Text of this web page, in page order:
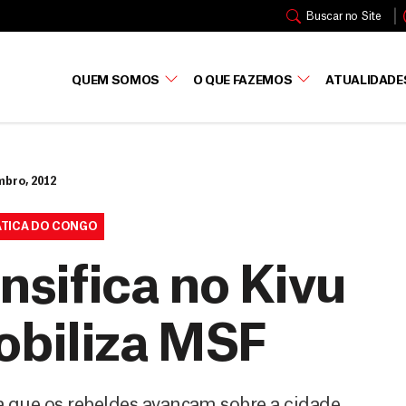
Buscar no Site
QUEM SOMOS O QUE FAZEMOS
2012
DO CONGO
no Kivu
MSF